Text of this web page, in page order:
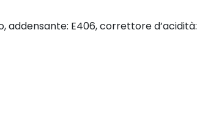
addensante: E406, correttore d’acidità: